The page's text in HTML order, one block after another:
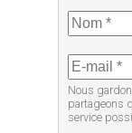
Nous
partageons
service